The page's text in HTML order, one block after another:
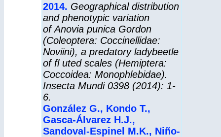
2014. Geographical distribution
and phenotypic variation
of Anovia punica Gordon
(Coleoptera: Coccinellidae:
Noviini), a predatory ladybeetle
of fl uted scales (Hemiptera:
Coccoidea: Monophlebidae).
Insecta Mundi 0398 (2014): 1-
6.
González G., Kondo T.,
Gasca-Álvarez H.J.,
Sandoval-Espinel M.K., Niño-